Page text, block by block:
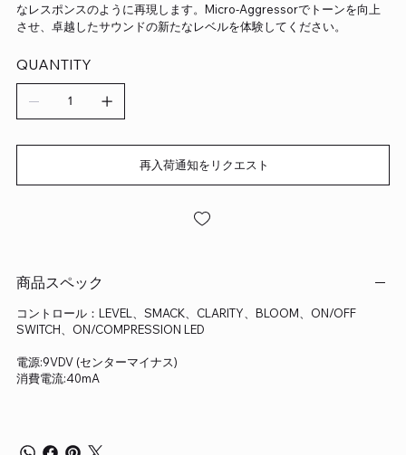
なレスポンスのように再現します。Micro-Aggressorでトーンを向上
させ、卓越したサウンドの新たなレベルを体験してください。
QUANTITY
再入荷通知をリクエスト
商品スペック
コントロール：LEVEL、SMACK、CLARITY、BLOOM、ON/OFF
SWITCH、ON/COMPRESSION LED
電源:9VDV (センターマイナス)
消費電流:40mA